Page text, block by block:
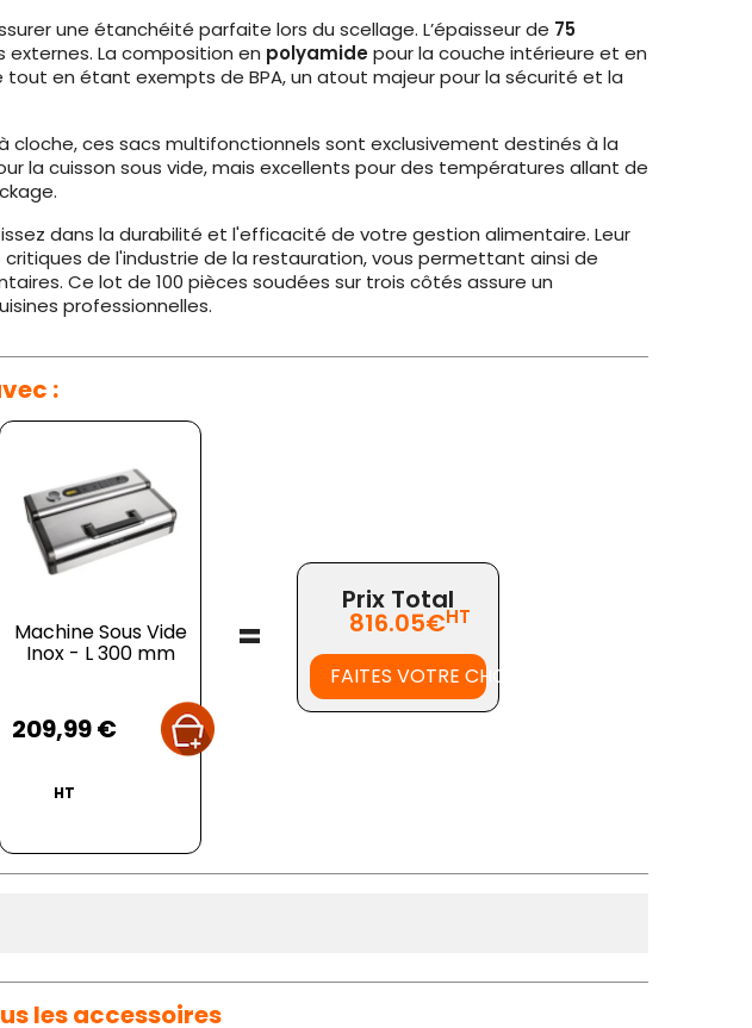
une étanchéité parfaite lors du scellage. L’épaisseur de 75
La composition en polyamidepour la couche intérieure et en
en étant exempts de BPA, un atout majeur pour la sécurité et la
cloche, ces sacs multifonctionnels sont exclusivement destinés à la
la cuisson sous vide, mais excellents pour des températures allant de
dans la durabilité et l'efficacité de votre gestion alimentaire. Leur
de l'industrie de la restauration, vous permettant ainsi de
Ce lot de 100 pièces soudées sur trois côtés assure un
professionnelles.
:
Machine Sous Vide
Inox - L 300 mm
209,99 €
HT
=
Prix Total
816.05€HT
FAITES VOTRE CHOIX
les accessoires